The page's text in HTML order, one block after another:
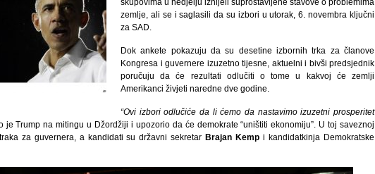
skupovima u nedjelju iznijeli suprostavljene stavove o problemima
zemlje, ali se i saglasili da su izbori u utorak, 6. novembra ključni
za SAD.
Dok ankete pokazuju da su desetine izbornih trka za članove
Kongresa i guvernere izuzetno tijesne, aktuelni i bivši predsjednik
poručuju da će rezultati odlučiti o tome u kakvoj će zemlji
Amerikanci živjeti naredne dve godine.
“Ovi izbori odlučiće da li ćemo da nastavimo izuzetni prosperitet
je Trump na mitingu u Džordžiji i upozorio da će demokrate “uništiti ekonomiju”. U toj saveznoj
za guvernera, a kandidati su državni sekretar Brajan Kemp i kandidatkinja Demokratske